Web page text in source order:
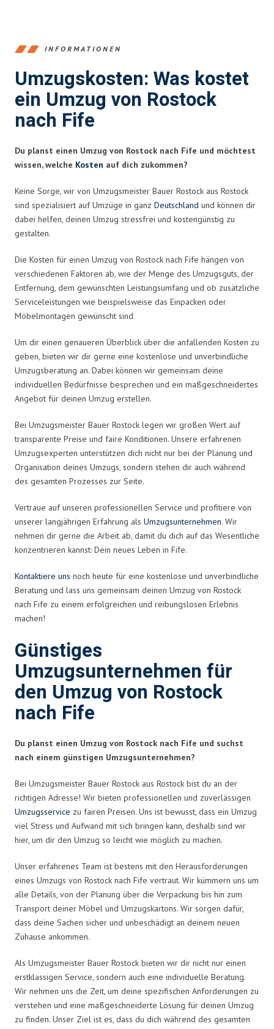
INFORMATIONEN
Umzugskosten: Was kostet
ein Umzug von Rostock
nach Fife
Du planst einen Umzug von Rostock nach Fife und möchtest
wissen, welche Kosten auf dich zukommen?
Keine Sorge, wir von Umzugsmeister Bauer Rostock aus Rostock
sind spezialisiert auf Umzüge in ganz Deutschland und können dir
dabei helfen, deinen Umzug stressfrei und kostengünstig zu
gestalten.
Die Kosten für einen Umzug von Rostock nach Fife hängen von
verschiedenen Faktoren ab, wie der Menge des Umzugsguts, der
Entfernung, dem gewünschten Leistungsumfang und ob zusätzliche
Serviceleistungen wie beispielsweise das Einpacken oder
Möbelmontagen gewünscht sind.
Um dir einen genaueren Überblick über die anfallenden Kosten zu
geben, bieten wir dir gerne eine kostenlose und unverbindliche
Umzugsberatung an. Dabei können wir gemeinsam deine
individuellen Bedürfnisse besprechen und ein maßgeschneidertes
Angebot für deinen Umzug erstellen.
Bei Umzugsmeister Bauer Rostock legen wir großen Wert auf
transparente Preise und faire Konditionen. Unsere erfahrenen
Umzugsexperten unterstützen dich nicht nur bei der Planung und
Organisation deines Umzugs, sondern stehen dir auch während
des gesamten Prozesses zur Seite.
Vertraue auf unseren professionellen Service und profitiere von
unserer langjährigen Erfahrung als Umzugsunternehmen. Wir
nehmen dir gerne die Arbeit ab, damit du dich auf das Wesentliche
konzentrieren kannst: Dein neues Leben in Fife.
Kontaktiere uns noch heute für eine kostenlose und unverbindliche
Beratung und lass uns gemeinsam deinen Umzug von Rostock
nach Fife zu einem erfolgreichen und reibungslosen Erlebnis
machen!
Günstiges
Umzugsunternehmen für
den Umzug von Rostock
nach Fife
Du planst einen Umzug von Rostock nach Fife und suchst
nach einem günstigen Umzugsunternehmen?
Bei Umzugsmeister Bauer Rostock aus Rostock bist du an der
richtigen Adresse! Wir bieten professionellen und zuverlässigen
Umzugsservice zu fairen Preisen. Uns ist bewusst, dass ein Umzug
viel Stress und Aufwand mit sich bringen kann, deshalb sind wir
hier, um dir den Umzug so leicht wie möglich zu machen.
Unser erfahrenes Team ist bestens mit den Herausforderungen
eines Umzugs von Rostock nach Fife vertraut. Wir kümmern uns um
alle Details, von der Planung über die Verpackung bis hin zum
Transport deiner Möbel und Umzugskartons. Wir sorgen dafür,
dass deine Sachen sicher und unbeschädigt an deinem neuen
Zuhause ankommen.
Als Umzugsmeister Bauer Rostock bieten wir dir nicht nur einen
erstklassigen Service, sondern auch eine individuelle Beratung.
Wir nehmen uns die Zeit, um deine spezifischen Anforderungen zu
verstehen und eine maßgeschneiderte Lösung für deinen Umzug
zu finden. Unser Ziel ist es, dass du dich während des gesamten